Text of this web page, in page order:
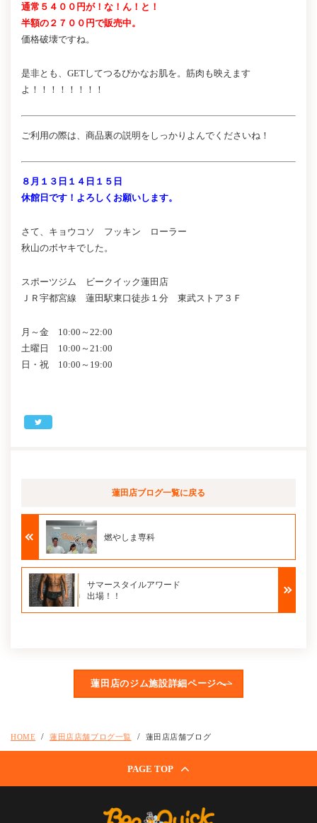
通常５４００円が！な！ん！と！
半額の２７００円で販売中。
価格破壊ですね。
是非とも、GETしてつるぴかなお肌を。筋肉も映えます
よ！！！！！！！！
ご利用の際は、商品裏の説明をしっかりよんでくださいね！
８月１３日１４日１５日
休館日です！よろしくお願いします。
さて、キョウコソ フッキン ローラー
秋山のボヤキでした。
スポーツジム ビークイック蓮田店
ＪＲ宇都宮線 蓮田駅東口徒歩１分 東武ストア３Ｆ
月～金 10:00～22:00
土曜日 10:00～21:00
日・祝 10:00～19:00
蓮田店ブログ一覧に戻る
燃やしま専科
サマースタイルアワード
出場！！
蓮田店のジム施設詳細ページへ
HOME 蓮田店店舗ブログ一覧 蓮田店店舗ブログ
PAGE TOP